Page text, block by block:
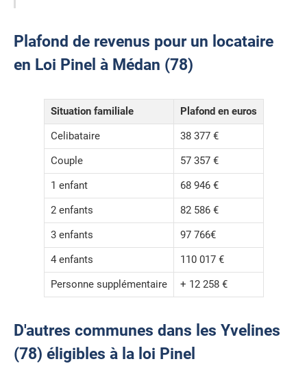
Plafond de revenus pour un locataire
en Loi Pinel à Médan (78)
Situation familiale
Plafond en euros
Celibataire
38 377 €
Couple
57 357 €
1 enfant
68 946 €
2 enfants
82 586 €
3 enfants
97 766€
4 enfants
110 017 €
Personne supplémentaire
+ 12 258 €
D'autres communes dans les Yvelines
(78) éligibles à la loi Pinel